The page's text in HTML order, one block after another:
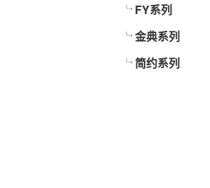
FY系列
金典系列
简约系列